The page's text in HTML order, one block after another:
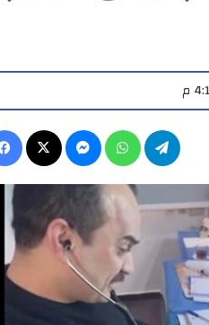
ماسنجر واتساب تيلقرام